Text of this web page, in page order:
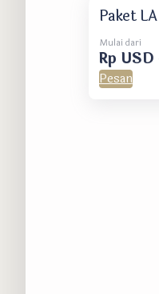
Paket
Mulai dari
Rp
Pesan